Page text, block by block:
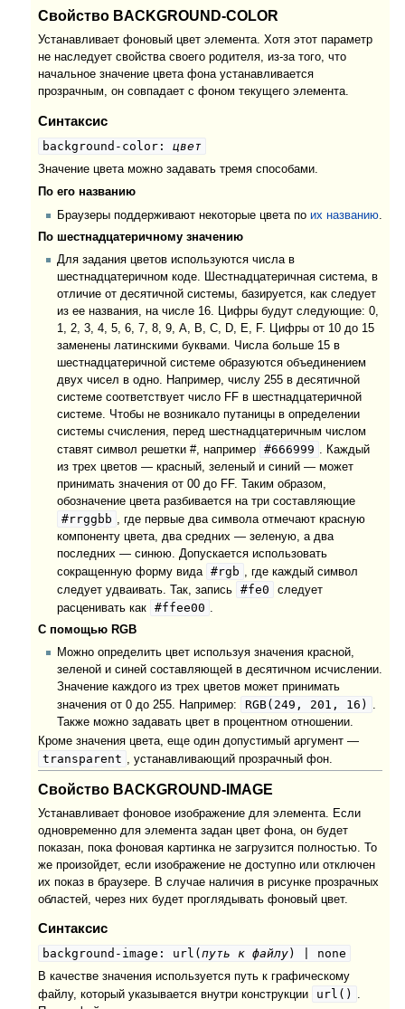
Свойство BACKGROUND-COLOR
Устанавливает фоновый цвет элемента. Хотя этот параметр
не наследует свойства своего родителя, из-за того, что
начальное значение цвета фона устанавливается
прозрачным, он совпадает с фоном текущего элемента.
Синтаксис
background-color:цвет
Значение цвета можно задавать тремя способами.
По его названию
Браузеры поддерживают некоторые цвета по их названию.
По шестнадцатеричному значению
Для задания цветов используются числа в
шестнадцатеричном коде. Шестнадцатеричная система, в
отличие от десятичной системы, базируется, как следует
из ее названия, на числе 16. Цифры будут следующие: 0,
1, 2, 3, 4, 5, 6, 7, 8, 9, A, B, C, D, E, F. Цифры от 10 до 15
заменены латинскими буквами. Числа больше 15 в
шестнадцатеричной системе образуются объединением
двух чисел в одно. Например, числу 255 в десятичной
системе соответствует число FF в шестнадцатеричной
системе. Чтобы не возникало путаницы в определении
системы счисления, перед шестнадцатеричным числом
ставят символ решетки #, например
#666999 . Каждый
из трех цветов — красный, зеленый и синий — может
принимать значения от 00 до FF. Таким образом,
обозначение цвета разбивается на три составляющие
#rrggbb , где первые два символа отмечают красную
компоненту цвета, два средних — зеленую, а два
последних — синюю. Допускается использовать
сокращенную форму вида #rgb , где каждый символ
следует удваивать. Так, запись
#fe0
следует
расценивать как
#ffee00 .
С помощью RGB
Можно определить цвет используя значения красной,
зеленой и синей составляющей в десятичном исчислении.
Значение каждого из трех цветов может принимать
значения от 0 до 255. Например:
RGB(249, 201, 16)
.
Также можно задавать цвет в процентном отношении.
Кроме значения цвета, еще один допустимый аргумент —
transparent , устанавливающий прозрачный фон.
Свойство BACKGROUND-IMAGE
Устанавливает фоновое изображение для элемента. Если
одновременно для элемента задан цвет фона, он будет
показан, пока фоновая картинка не загрузится полностью. То
же произойдет, если изображение не доступно или отключен
их показ в браузере. В случае наличия в рисунке прозрачных
областей, через них будет проглядывать фоновый цвет.
Синтаксис
background-image: url(путь к файлу) | none
В качестве значения используется путь к графическому
файлу, который указывается внутри конструкции
url()
.